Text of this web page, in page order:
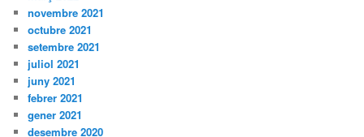
novembre 2021
octubre 2021
setembre 2021
juliol 2021
juny 2021
febrer 2021
gener 2021
desembre 2020